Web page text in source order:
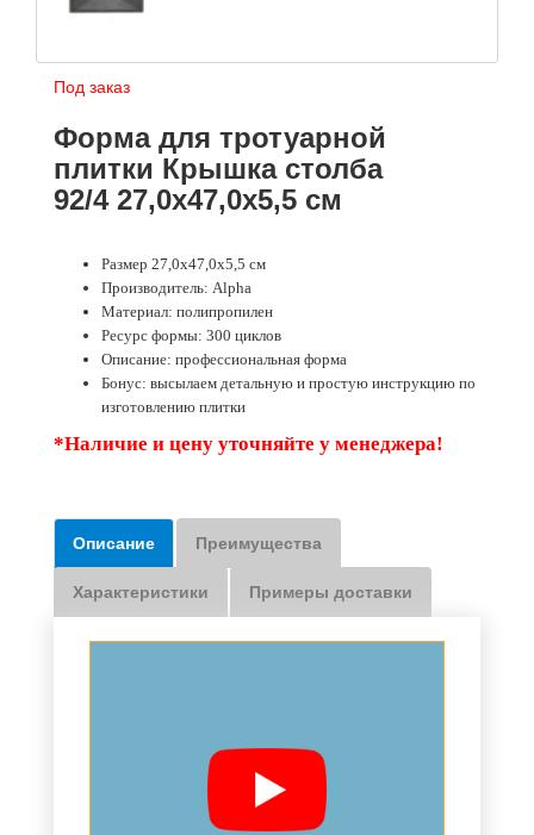
Под заказ
Форма для тротуарной
плитки Крышка столба
92/4 27,0х47,0х5,5 см
Размер 27,0х47,0х5,5 см
Производитель: Alpha
Материал: полипропилен
Ресурс формы: 300 циклов
Описание: профессиональная форма
Бонус: высылаем детальную и простую инструкцию по
изготовлению плитки
*Наличие и цену уточняйте у менеджера!
Описание Преимущества
Характеристики Примеры доставки